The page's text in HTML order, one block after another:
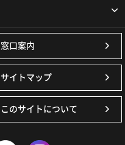
窓口案内
サイトマップ
このサイトについて